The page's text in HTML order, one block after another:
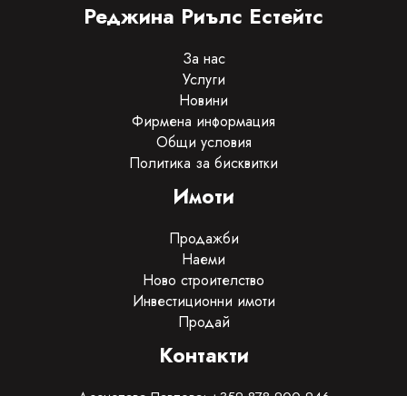
Реджина Риълс Естейтс
За нас
Услуги
Новини
Фирмена информация
Общи условия
Политика за бисквитки
Имоти
Продажби
Наеми
Ново строителство
Инвестиционни имоти
Продай
Контакти